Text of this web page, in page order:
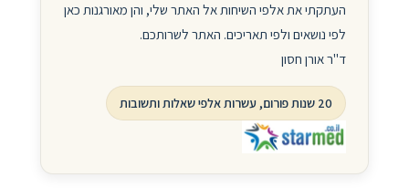
העתקתי את אלפי השיחות אל האתר שלי, והן מאורגנות כאן
לפי נושאים ולפי תאריכים. האתר לשרותכם.
ד"ר אורן חסון
20 שנות פורום, עשרות אלפי שאלות ותשובות